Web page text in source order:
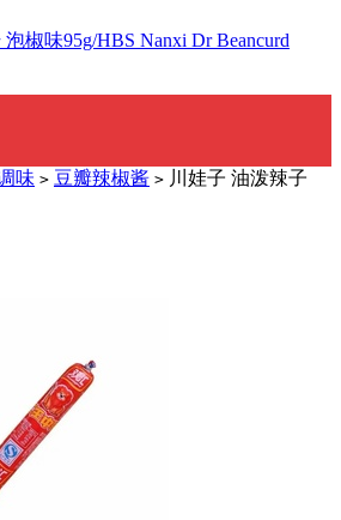
椒味95g/HBS Nanxi Dr Beancurd
味 > 豆瓣辣椒酱 > 川娃子 油泼辣子